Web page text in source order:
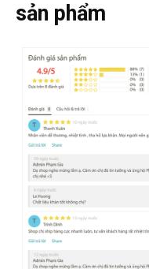
sản phẩm